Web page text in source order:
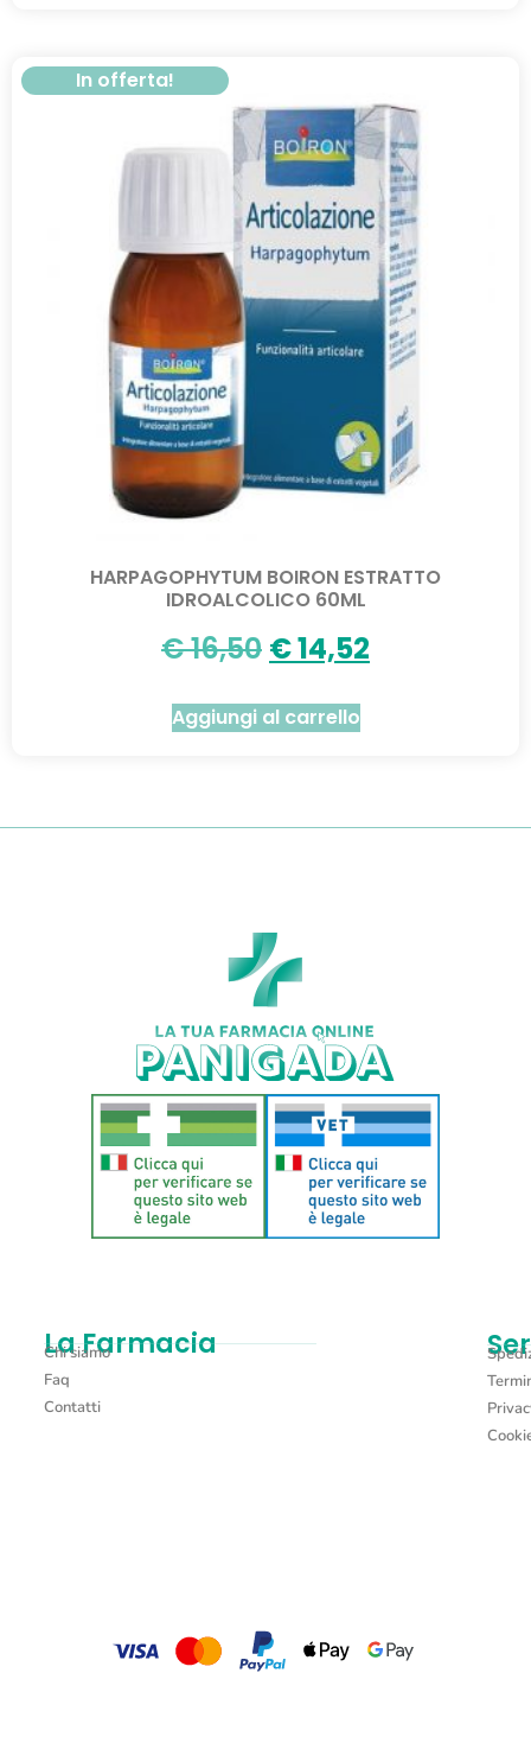
In offerta!
HARPAGOPHYTUM BOIRON ESTRATTO
IDROALCOLICO 60ML
€16,50 €14,52
Aggiungi al carrello
La Farmacia
Chi siamo
Faq
Contatti